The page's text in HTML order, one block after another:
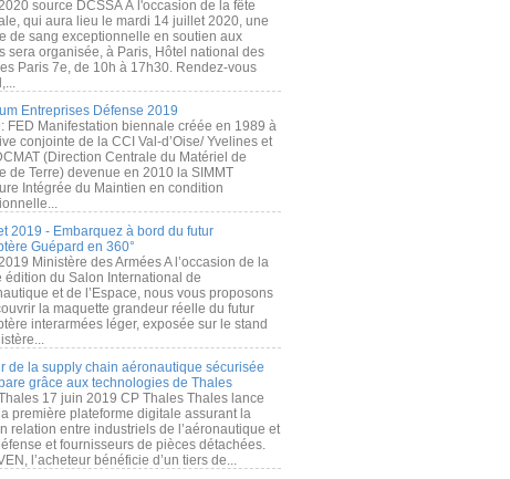
source DCSSA À l'occasion de la fête
qui aura lieu le mardi 14 juillet 2020, une
de sang exceptionnelle en soutien aux
sera organisée, à Paris, Hôtel national des
Paris 7e, de 10h à 17h30. Rendez-vous
Entreprises Défense 2019
FED Manifestation biennale créée en 1989 à
conjointe de la CCI Val-d’Oise/ Yvelines et
(Direction Centrale du Matériel de
de Terre) devenue en 2010 la SIMMT
Intégrée du Maintien en condition
2019 - Embarquez à bord du futur
Guépard en 360°
Ministère des Armées A l’occasion de la
édition du Salon International de
et de l’Espace, nous vous proposons
la maquette grandeur réelle du futur
interarmées léger, exposée sur le stand
de la supply chain aéronautique sécurisée
grâce aux technologies de Thales
17 juin 2019 CP Thales Thales lance
première plateforme digitale assurant la
relation entre industriels de l’aéronautique et
et fournisseurs de pièces détachées.
l’acheteur bénéficie d’un tiers de...